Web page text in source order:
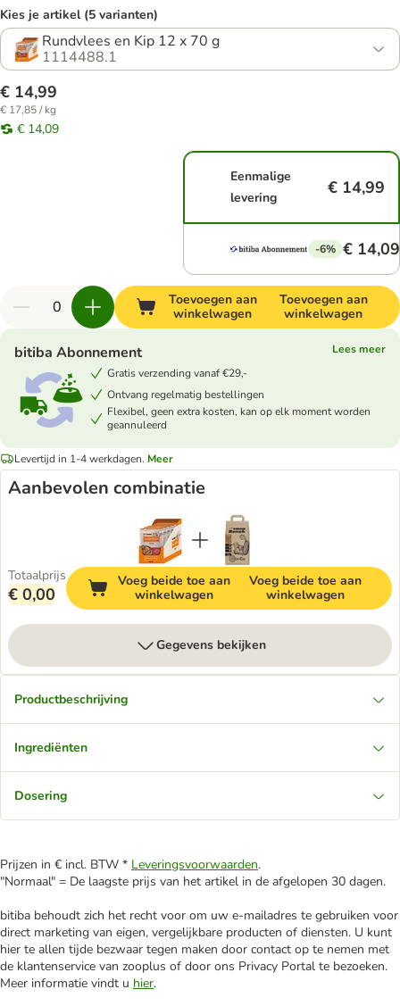
Kies je artikel (5 varianten)
Rundvlees en Kip 12 x 70 g
1114488.1
€ 14,99
€ 17,85 / kg
€ 14,09
Eenmalige
levering
€ 14,99
-6% € 14,09
Toevoegen aan
winkelwagen
Toevoegen aan
winkelwagen
bitiba Abonnement
Lees meer
Gratis verzending vanaf €29,-
Ontvang regelmatig bestellingen
Flexibel, geen extra kosten, kan op elk moment worden
geannuleerd
Levertijd in 1-4 werkdagen. Meer
Aanbevolen combinatie
Totaalprijs
€ 0,00
Voeg beide toe aan
winkelwagen
Voeg beide toe aan
winkelwagen
Gegevens bekijken
Productbeschrijving
Ingrediënten
Dosering
Prijzen in € incl. BTW * Leveringsvoorwaarden.
"Normaal" = De laagste prijs van het artikel in de afgelopen 30 dagen.
bitiba behoudt zich het recht voor om uw e-mailadres te gebruiken voor
direct marketing van eigen, vergelijkbare producten of diensten. U kunt
hier te allen tijde bezwaar tegen maken door contact op te nemen met
de klantenservice van zooplus of door ons Privacy Portal te bezoeken.
Meer informatie vindt u hier.